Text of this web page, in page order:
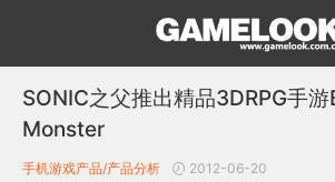
SONIC之父推出精品3DRPG手
Monster
手机游戏产品/产品分析 2012-06-20